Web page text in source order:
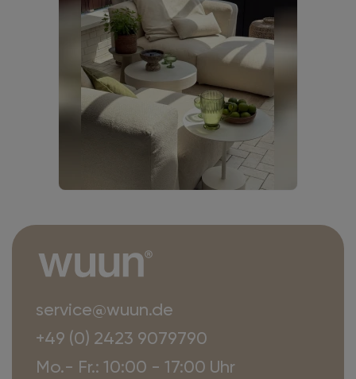
service@wuun.de
+49 (0) 2423 9079790
Mo.- Fr.: 10:00 - 17:00 Uhr